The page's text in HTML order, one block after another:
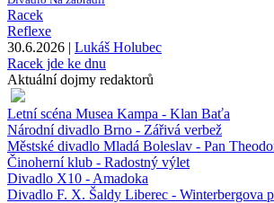
Racek
Reflexe
30.6.2026 | Lukáš Holubec
Racek jde ke dnu
Aktuální dojmy redaktorů
Letní scéna Musea Kampa - Klan Baťa
Národní divadlo Brno - Zářivá verbež
Městské divadlo Mladá Boleslav - Pan
Činoherní klub - Radostný výlet
Divadlo X10 - Amadoka
Divadlo F. X. Šaldy Liberec - Winterbergova